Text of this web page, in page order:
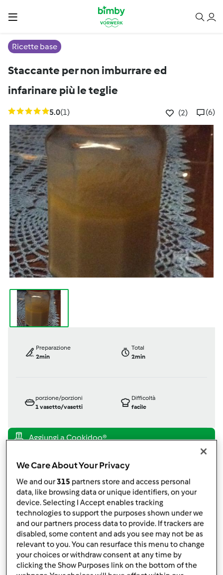
Ricette base
Staccante per non imburrare ed
infarinare più le teglie
5.0(1) (2) (6)
Preparazione
2min
Total
2min
porzione/porzioni
1vasetto/vasetti
Difficoltà
facile
daChristiana
modificata: 30-10-2016
Aggiungi alle mie raccolte
condividi la ricetta
Crea variante
We Care About Your Privacy
We and our315 partners store and access personal
data, like browsing data or unique identifiers, on your
device. Selecting I Accept enables tracking
technologies to support the purposes shown under we
and our partners process data to provide. If trackers are
disabled, some content and ads you see may not be as
relevant to you. You can resurface this menu to change
your choices or withdraw consent at any time by
clicking the Show Purposes link on the bottom of the